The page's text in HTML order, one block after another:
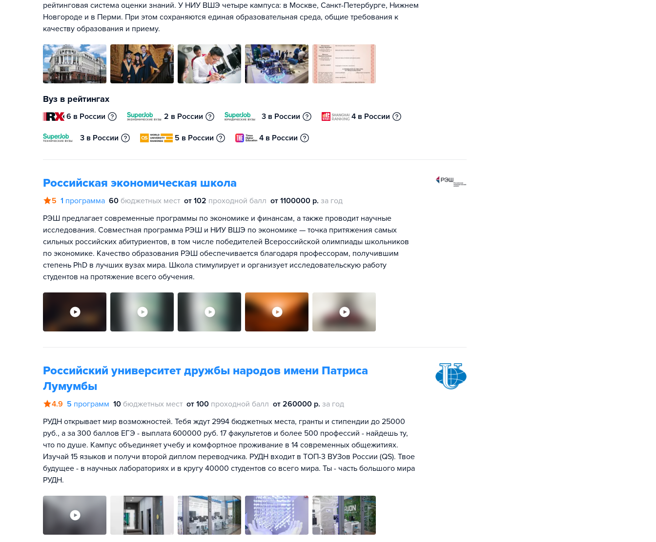
рейтинговая система оценки знаний. У НИУ ВШЭ четыре кампуса: в Москве, Санкт-Петербурге, Нижнем
Новгороде и в Перми. При этом сохраняются единая образовательная среда, общие требования к
качеству образования и приему.
Вуз в рейтингах
6 в России 2 в России 3 в России 4 в России
3 в России 5 в России 4 в России
Российская экономическая школа
5 1 программа 60 бюджетных мест от 102 проходной балл от 1100000 р. за год
РЭШ предлагает современные программы по экономике и финансам, а также проводит научные
исследования. Совместная программа РЭШ и НИУ ВШЭ по экономике — точка притяжения самых
сильных российских абитуриентов, в том числе победителей Всероссийской олимпиады школьников
по экономике. Качество образования РЭШ обеспечивается благодаря профессорам, получившим
степень PhD в лучших вузах мира. Школа стимулирует и организует исследовательскую работу
студентов на протяжение всего обучения.
Российский университет дружбы народов имени Патриса
Лумумбы
4.9 5 программ 10 бюджетных мест от 100 проходной балл от 260000 р. за год
РУДН открывает мир возможностей. Тебя ждут 2994 бюджетных места, гранты и стипендии до 25000
руб., а за 300 баллов ЕГЭ - выплата 600000 руб. 17 факультетов и более 500 профессий - найдешь ту,
что по душе. Кампус объединяет учебу и комфортное проживание в 14 современных общежитиях.
Изучай 15 языков и получи второй диплом переводчика. РУДН входит в ТОП-3 ВУЗов России (QS). Твое
будущее - в научных лабораториях и в кругу 40000 студентов со всего мира. Ты - часть большого мира
РУДН.